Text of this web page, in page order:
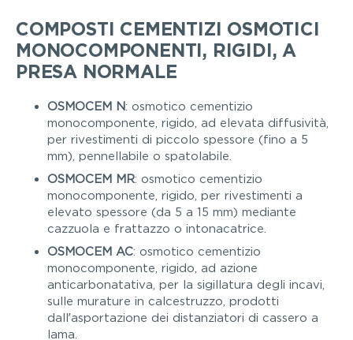
COMPOSTI CEMENTIZI OSMOTICI
MONOCOMPONENTI, RIGIDI, A
PRESA NORMALE
OSMOCEM N: osmotico cementizio
monocomponente, rigido, ad elevata diffusività,
per rivestimenti di piccolo spessore (fino a 5
mm), pennellabile o spatolabile.
OSMOCEM MR: osmotico cementizio
monocomponente, rigido, per rivestimenti a
elevato spessore (da 5 a 15 mm) mediante
cazzuola e frattazzo o intonacatrice.
OSMOCEM AC: osmotico cementizio
monocomponente, rigido, ad azione
anticarbonatativa, per la sigillatura degli incavi,
sulle murature in calcestruzzo, prodotti
dall’asportazione dei distanziatori di cassero a
lama.